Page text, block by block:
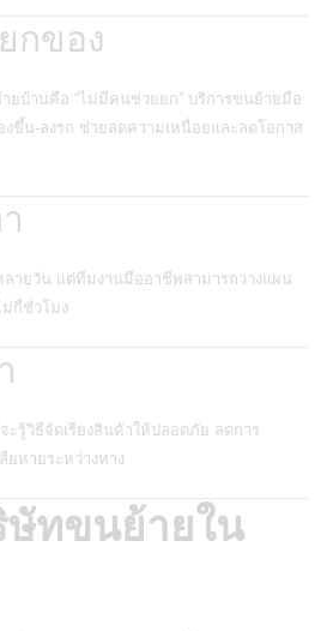
กของ
ยบ้านคือ “ไม่มีคนช่วยยก” บริการขนย้ายมือ
ขึ้น-ลงรถ ช่วยลดความเหนื่อยและลดโอกาส
ลายวัน แต่ทีมงานมืออาชีพสามารถวางแผน
กี่ชั่วโมง
รู้วิธีจัดเรียงสินค้าให้ปลอดภัย ลดการ
ยหายระหว่างทาง
ษัทขนย้ายใน